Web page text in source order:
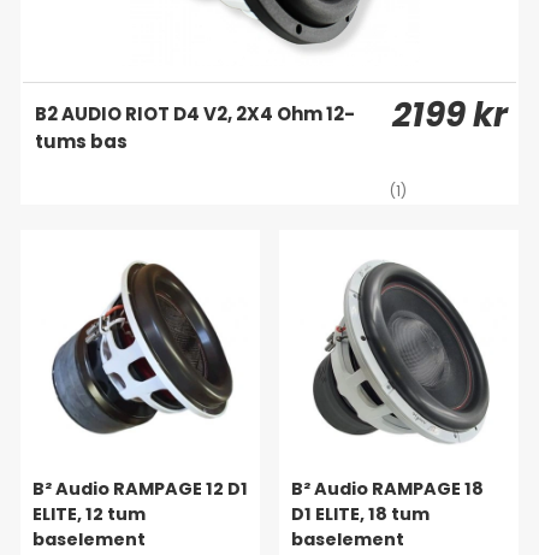
B2 AUDIO RIOT D4 V2, 2X4 Ohm 12-
tums bas
2199 kr
(1)
B² Audio RAMPAGE 12 D1
ELITE, 12 tum
baselement
B² Audio RAMPAGE 18
D1 ELITE, 18 tum
baselement